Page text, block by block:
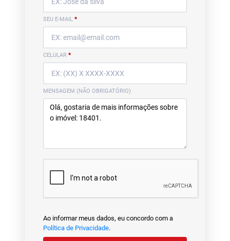
SEU E-MAIL *
CELULAR *
MENSAGEM (NÃO OBRIGATÓRIO)
Ao informar meus dados, eu concordo com a
Política de Privacidade.